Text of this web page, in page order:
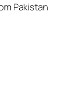
Pakistan